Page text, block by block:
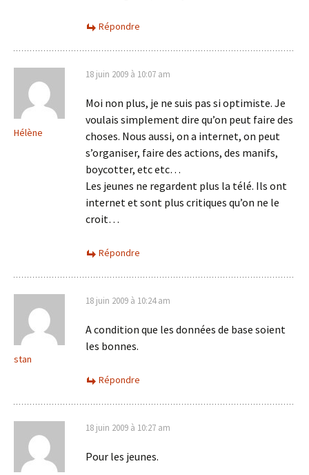
Répondre
Hélène
18 juin 2009 à 10:07 am
Moi non plus, je ne suis pas si optimiste. Je
voulais simplement dire qu’on peut faire des
choses. Nous aussi, on a internet, on peut
s’organiser, faire des actions, des manifs,
boycotter, etc etc…
Les jeunes ne regardent plus la télé. Ils ont
internet et sont plus critiques qu’on ne le
croit…
Répondre
stan
18 juin 2009 à 10:24 am
A condition que les données de base soient
les bonnes.
Répondre
18 juin 2009 à 10:27 am
Pour les jeunes.